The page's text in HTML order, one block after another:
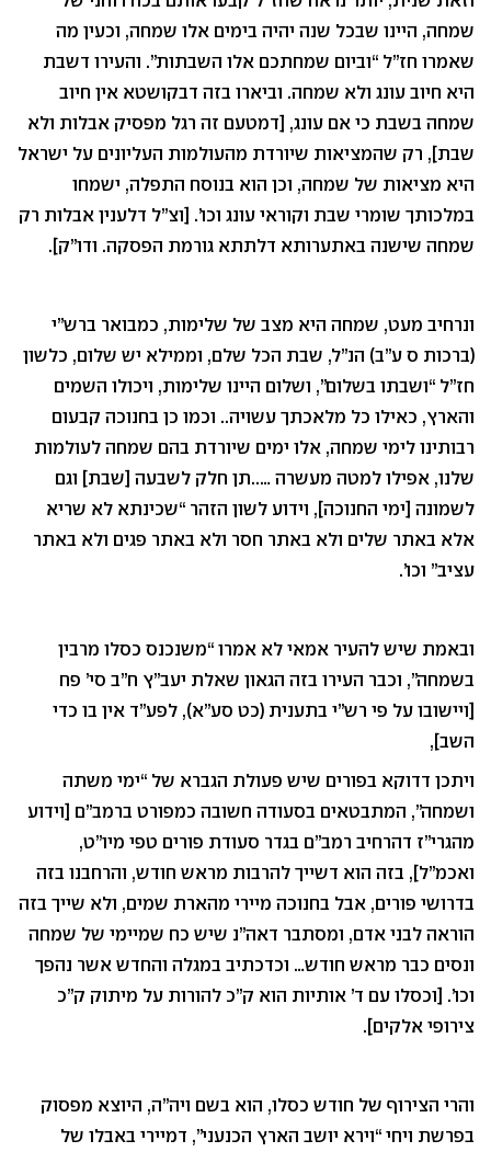
שמחה, היינו שבכל שנה יהיה בימים אלו שמחה, וכעין מה
שאמרו חז”ל “וביום שמחתכם אלו השבתות”. והעירו דשבת
היא חיוב עונג ולא שמחה. וביארו בזה דבקושטא אין חיוב
שמחה בשבת כי אם עונג, [דמטעם זה רגל מפסיק אבלות ולא
שבת], רק שהמציאות שיורדת מהעולמות העליונים על ישראל
היא מציאות של שמחה, וכן הוא בנוסח התפלה, ישמחו
במלכותך שומרי שבת וקוראי עונג וכו’. [וצ”ל דלענין אבלות רק
שמחה שישנה באתערותא דלתתא גורמת הפסקה. ודו”ק].
ונרחיב מעט, שמחה היא מצב של שלימות, כמבואר ברש”י
(ברכות ס ע”ב) הנ”ל, שבת הכל שלם, וממילא יש שלום, כלשון
חז”ל “ושבתו בשלום”, ושלום היינו שלימות, ויכולו השמים
והארץ, כאילו כל מלאכתך עשויה.. וכמו כן בחנוכה קבעום
רבותינו לימי שמחה, אלו ימים שיורדת בהם שמחה לעולמות
שלנו, אפילו למטה מעשרה …..תן חלק לשבעה [שבת] וגם
לשמונה [ימי החנוכה], וידוע לשון הזהר “שכינתא לא שריא
אלא באתר שלים ולא באתר חסר ולא באתר פגים ולא באתר
עציב” וכו’.
ובאמת שיש להעיר אמאי לא אמרו “משנכנס כסלו מרבין
בשמחה”, וכבר העירו בזה הגאון שאלת יעב”ץ ח”ב סי’ פח
[ויישובו על פי רש”י בתענית (כט סע”א), לפע”ד אין בו כדי
השב],
ויתכן דדוקא בפורים שיש פעולת הגברא של “ימי משתה
ושמחה”, המתבטאים בסעודה חשובה כמפורט ברמב”ם [וידוע
מהגרי”ז דהרחיב רמב”ם בגדר סעודת פורים טפי מיו”ט,
ואכמ”ל], בזה הוא דשייך להרבות מראש חודש, והרחבנו בזה
בדרושי פורים, אבל בחנוכה מיירי מהארת שמים, ולא שייך בזה
הוראה לבני אדם, ומסתבר דאה”נ שיש כח שמיימי של שמחה
ונסים כבר מראש חודש… וכדכתיב במגלה והחדש אשר נהפך
וכו’. [וכסלו עם ד’ אותיות הוא ק”כ להורות על מיתוק ק”כ
צירופי אלקים].
והרי הצירוף של חודש כסלו, הוא בשם ויה”ה, היוצא מפסוק
בפרשת ויחי “וירא יושב הארץ הכנעני”, דמיירי באבלו של